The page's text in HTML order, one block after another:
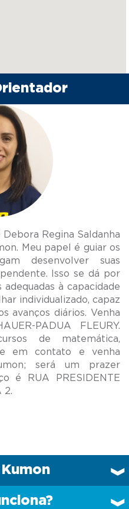
Regina Saldanha
Meu papel é guiar os
desenvolver suas
Isso se dá por
à capacidade
individualizado, capaz
avanços diários. Venha
PADUA FLEURY.
de matemática,
em contato e venha
será um prazer
é RUA PRESIDENTE